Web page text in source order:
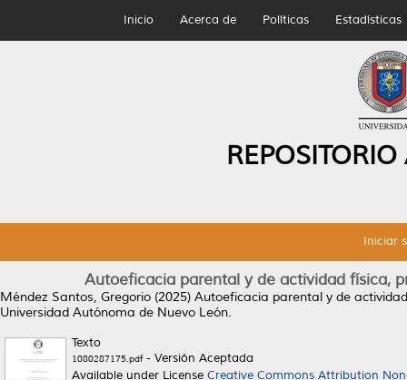
Inicio Acerca de Políticas Estadísticas
Iniciar
Autoeficacia parental y de actividad física,
Méndez Santos, Gregorio (2025) Autoeficacia parental y de
Universidad Autónoma de Nuevo León.
Texto
1080287175.pdf- Versión Aceptada
Available under License Creative Commons Attribution